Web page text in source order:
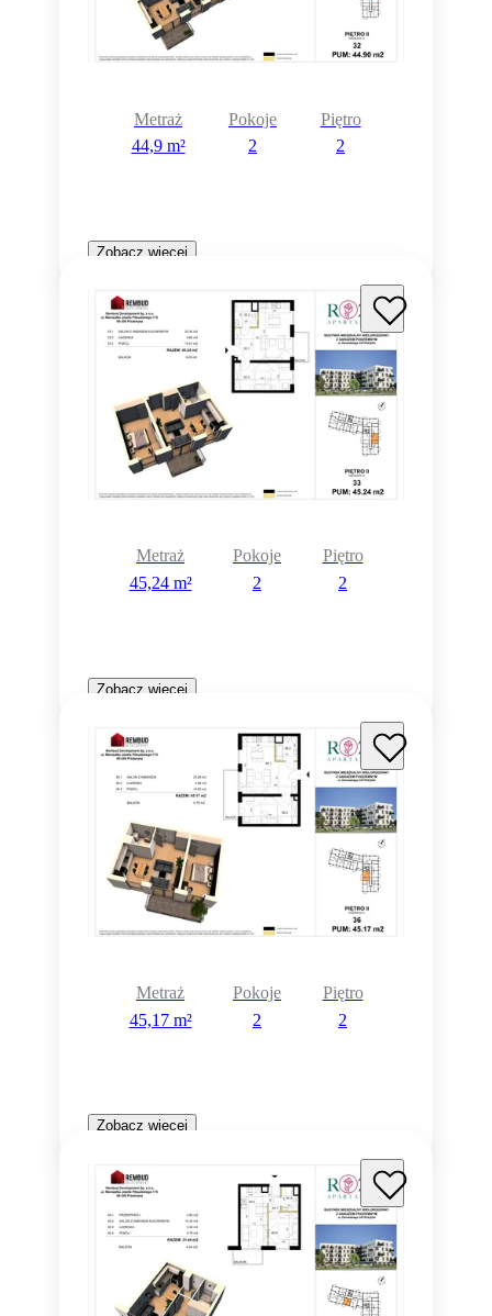
Metraż
44,9 m²
Pokoje
2
Piętro
2
Zobacz więcej
Metraż
45,24 m²
Pokoje
2
Piętro
2
Zobacz więcej
Metraż
45,17 m²
Pokoje
2
Piętro
2
Zobacz więcej